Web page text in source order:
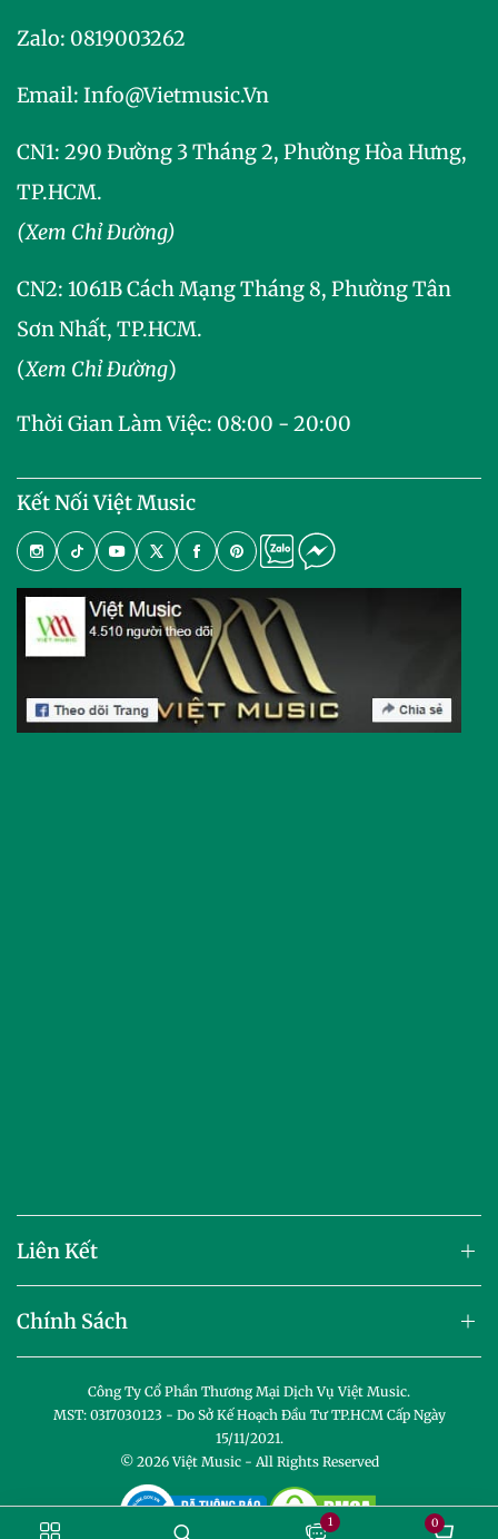
Zalo: 0819003262
Email: Info@vietmusic.vn
CN1: 290 Đường 3 Tháng 2, Phường Hòa Hưng,
TP.HCM.
(Xem Chỉ Đường)
CN2: 1061B Cách Mạng Tháng 8, Phường Tân
Sơn Nhất, TP.HCM.
(Xem Chỉ Đường)
Thời Gian Làm Việc: 08:00 - 20:00
Kết Nối Việt Music
Liên Kết
Chính Sách
Công Ty Cổ Phần Thương Mại Dịch Vụ Việt Music.
MST: 0317030123 - Do Sở Kế Hoạch Đầu Tư TP.HCM Cấp Ngày
15/11/2021.
© 2026Việt Music- All Rights Reserved
1 0